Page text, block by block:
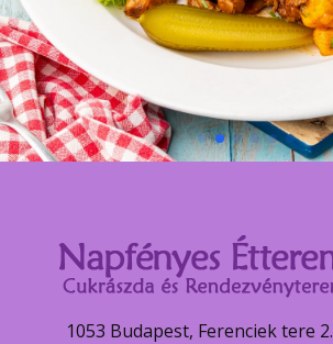
1053 Budapest, Ferenciek tere 2.